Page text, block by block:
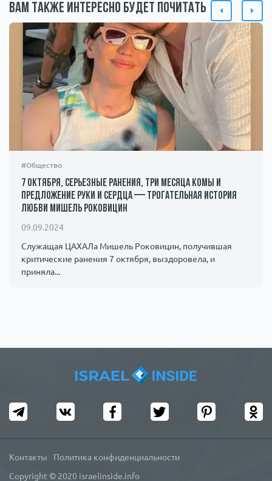
Вам также интересно будет почитать
#Общество
7 октября, серьезные ранения, три месяца комы и
предложение руки и сердца — трогательная история
любви Мишель Роковицин
09.09.2024
Служащая ЦАХАЛа Мишель Роковицин, получившая
критические ранения 7 октября, выздоровела, и
приняла...
Copyright © 2020 israelinside.info
Контакты Политика конфиденциальности